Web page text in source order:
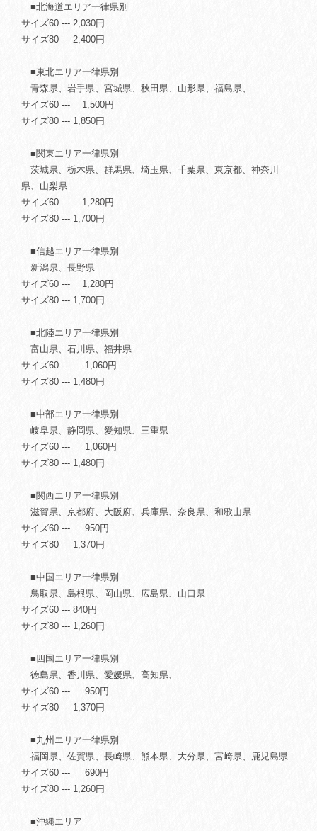
■北海道エリア一律県別
サイズ60 --- 2,030円
サイズ80 --- 2,400円
■東北エリア一律県別
青森県、岩手県、宮城県、秋田県、山形県、福島県、
サイズ60 --- 1,500円
サイズ80 --- 1,850円
■関東エリア一律県別
茨城県、栃木県、群馬県、埼玉県、千葉県、東京都、神奈川
県、山梨県
サイズ60 --- 1,280円
サイズ80 --- 1,700円
■信越エリア一律県別
新潟県、長野県
サイズ60 --- 1,280円
サイズ80 --- 1,700円
■北陸エリア一律県別
富山県、石川県、福井県
サイズ60 --- 1,060円
サイズ80 --- 1,480円
■中部エリア一律県別
岐阜県、静岡県、愛知県、三重県
サイズ60 --- 1,060円
サイズ80 --- 1,480円
■関西エリア一律県別
滋賀県、京都府、大阪府、兵庫県、奈良県、和歌山県
サイズ60 --- 950円
サイズ80 --- 1,370円
■中国エリア一律県別
鳥取県、島根県、岡山県、広島県、山口県
サイズ60 --- 840円
サイズ80 --- 1,260円
■四国エリア一律県別
徳島県、香川県、愛媛県、高知県、
サイズ60 --- 950円
サイズ80 --- 1,370円
■九州エリア一律県別
福岡県、佐賀県、長崎県、熊本県、大分県、宮崎県、鹿児島県
サイズ60 --- 690円
サイズ80 --- 1,260円
■沖縄エリア